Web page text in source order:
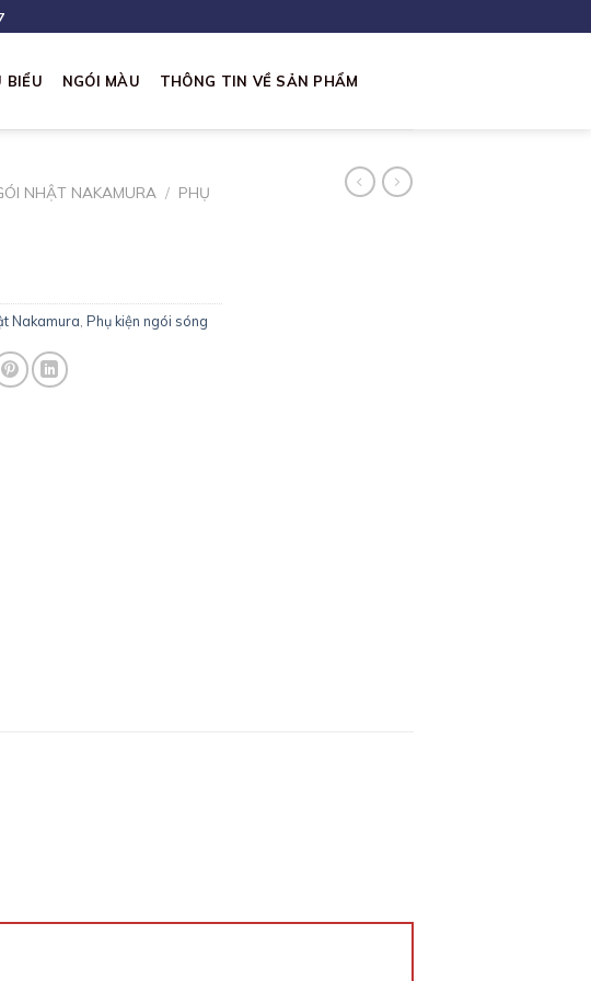
BIỂU NGÓI MÀU THÔNG TIN VỀ SẢN PHẨM
NHẬT NAKAMURA / PHỤ
Nakamura Phụ kiện ngói sóng